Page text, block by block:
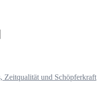
Zeitqualität und Schöpferkraft